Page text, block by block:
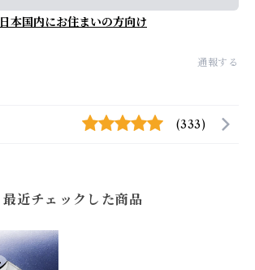
日本国内にお住まいの方向け
通報する
(333)
最近チェックした商品